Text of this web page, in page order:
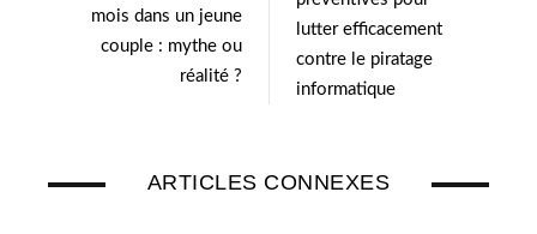
mois dans un jeune
couple : mythe ou
réalité ?
lutter efficacement
contre le piratage
informatique
ARTICLES CONNEXES